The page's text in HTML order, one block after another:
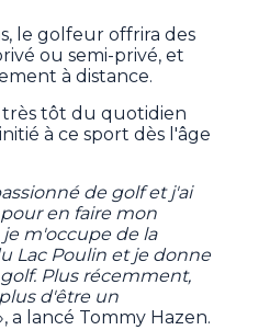
le golfeur offrira des
ou semi-privé, et
à distance.
très tôt du quotidien
à ce sport dès l'âge
de golf et j'ai
en faire mon
je m'occupe de la
Lac Poulin et je donne
Plus récemment,
d'être un
a lancé Tommy Hazen.